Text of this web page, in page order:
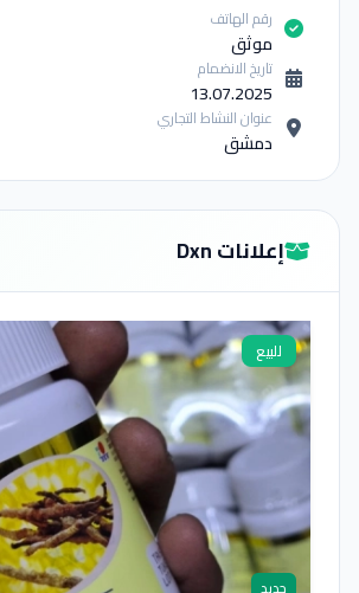
رقم الهاتف
موثق
تاريخ الانضمام
13.07.2025
عنوان النشاط التجاري
دمشق
إعلانات Dxn
للبيع
جديد